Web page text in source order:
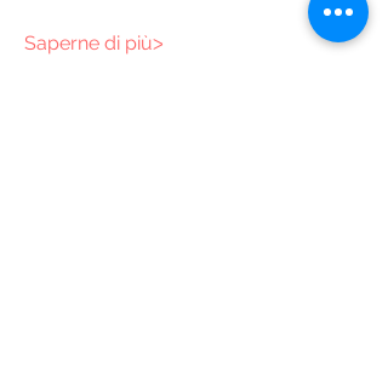
Saperne di piùᐳ